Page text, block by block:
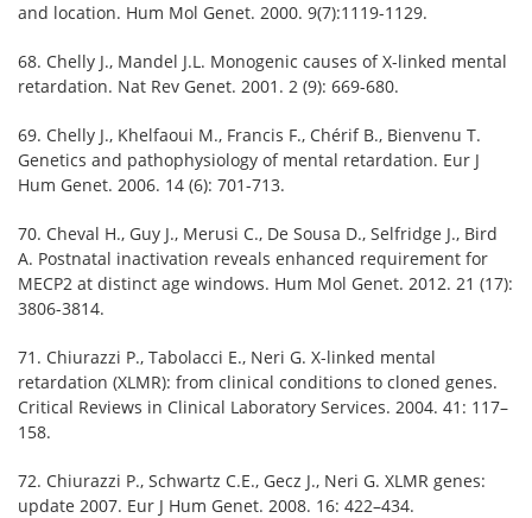
and location. Hum Mol Genet. 2000. 9(7):1119-1129.
68. Chelly J., Mandel J.L. Monogenic causes of X-linked mental
retardation. Nat Rev Genet. 2001. 2 (9): 669-680.
69. Chelly J., Khelfaoui M., Francis F., Chérif B., Bienvenu T.
Genetics and pathophysiology of mental retardation. Eur J
Hum Genet. 2006. 14 (6): 701-713.
70. Cheval H., Guy J., Merusi C., De Sousa D., Selfridge J., Bird
A. Postnatal inactivation reveals enhanced requirement for
MECP2 at distinct age windows. Hum Mol Genet. 2012. 21 (17):
3806-3814.
71. Chiurazzi P., Tabolacci E., Neri G. X-linked mental
retardation (XLMR): from clinical conditions to cloned genes.
Critical Reviews in Clinical Laboratory Services. 2004. 41: 117–
158.
72. Chiurazzi P., Schwartz C.E., Gecz J., Neri G. XLMR genes:
update 2007. Eur J Hum Genet. 2008. 16: 422–434.